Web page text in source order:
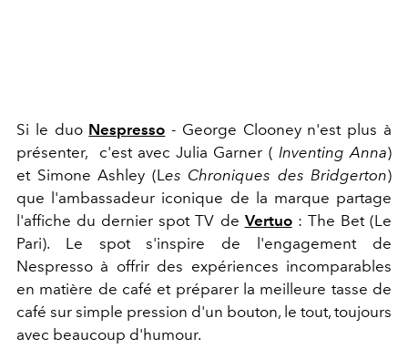
Si le duo Nespresso - George Clooney n'est plus à
présenter, c'est avec Julia Garner ( Inventing Anna)
et Simone Ashley (Les Chroniques des Bridgerton)
que l'ambassadeur iconique de la marque partage
l'affiche du dernier spot TV de Vertuo: The Bet (Le
Pari). Le spot s'inspire de l'engagement de
Nespresso à offrir des expériences incomparables
en matière de café et préparer la meilleure tasse de
café sur simple pression d'un bouton, le tout, toujours
avec beaucoup d'humour.